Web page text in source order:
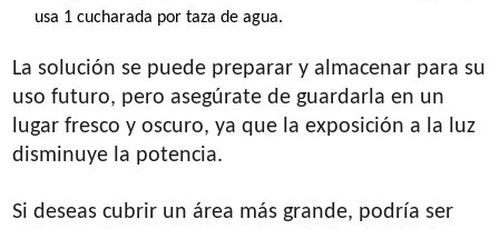
usa 1 cucharada por taza de agua.
La solución se puede preparar y almacenar para su
uso futuro, pero asegúrate de guardarla en un
lugar fresco y oscuro, ya que la exposición a la luz
disminuye la potencia.
Si deseas cubrir un área más grande, podría ser